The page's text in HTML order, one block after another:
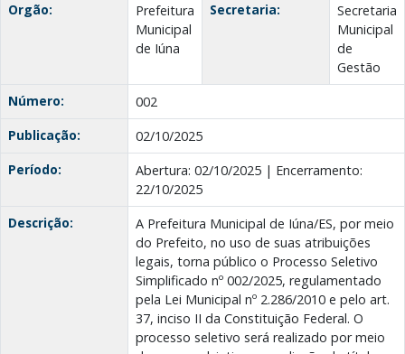
Orgão:
Prefeitura
Municipal
de Iúna
Secretaria:
Secretaria
Municipal
de
Gestão
Número:
002
Publicação:
02/10/2025
Período:
Abertura: 02/10/2025 | Encerramento:
22/10/2025
Descrição:
A Prefeitura Municipal de Iúna/ES, por meio
do Prefeito, no uso de suas atribuições
legais, torna público o Processo Seletivo
Simplificado nº 002/2025, regulamentado
pela Lei Municipal nº 2.286/2010 e pelo art.
37, inciso II da Constituição Federal. O
processo seletivo será realizado por meio